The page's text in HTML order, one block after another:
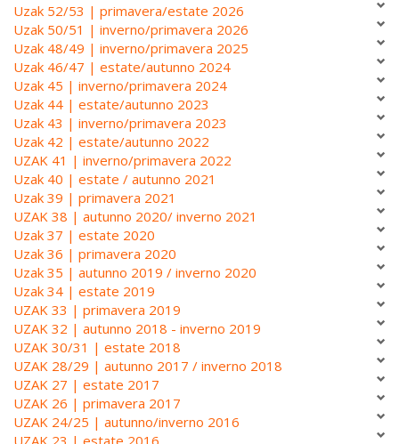
Uzak 52/53 | primavera/estate 2026
Uzak 50/51 | inverno/primavera 2026
Uzak 48/49 | inverno/primavera 2025
Uzak 46/47 | estate/autunno 2024
Uzak 45 | inverno/primavera 2024
Uzak 44 | estate/autunno 2023
Uzak 43 | inverno/primavera 2023
Uzak 42 | estate/autunno 2022
UZAK 41 | inverno/primavera 2022
Uzak 40 | estate / autunno 2021
Uzak 39 | primavera 2021
UZAK 38 | autunno 2020/ inverno 2021
Uzak 37 | estate 2020
Uzak 36 | primavera 2020
Uzak 35 | autunno 2019 / inverno 2020
Uzak 34 | estate 2019
UZAK 33 | primavera 2019
UZAK 32 | autunno 2018 - inverno 2019
UZAK 30/31 | estate 2018
UZAK 28/29 | autunno 2017 / inverno 2018
UZAK 27 | estate 2017
UZAK 26 | primavera 2017
UZAK 24/25 | autunno/inverno 2016
UZAK 23 | estate 2016